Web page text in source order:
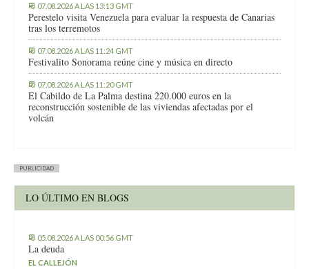
07.08.2026 A LAS 13:13 GMT
Perestelo visita Venezuela para evaluar la respuesta de Canarias
tras los terremotos
07.08.2026 A LAS 11:24 GMT
Festivalito Sonorama reúne cine y música en directo
07.08.2026 A LAS 11:20 GMT
El Cabildo de La Palma destina 220.000 euros en la
reconstrucción sostenible de las viviendas afectadas por el
volcán
PUBLICIDAD
LO ÚLTIMO EN BLOGS
05.08.2026 A LAS 00:56 GMT
La deuda
EL CALLEJÓN